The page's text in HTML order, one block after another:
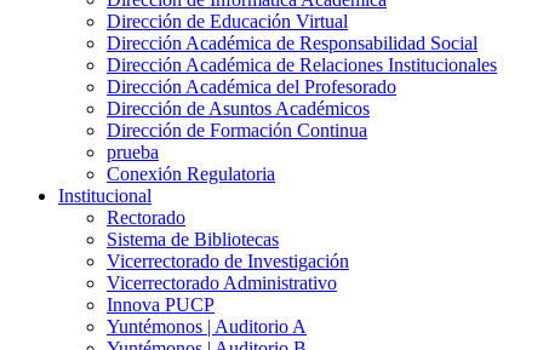
Dirección de Educación Virtual
Dirección Académica de Responsabilidad Social
Dirección Académica de Relaciones Institucionales
Dirección Académica del Profesorado
Dirección de Asuntos Académicos
Dirección de Formación Continua
prueba
Conexión Regulatoria
Institucional
Rectorado
Sistema de Bibliotecas
Vicerrectorado de Investigación
Vicerrectorado Administrativo
Innova PUCP
Yuntémonos | Auditorio A